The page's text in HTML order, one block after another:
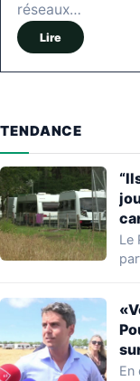
réseaux…
Lire
TENDANCE
Le
En